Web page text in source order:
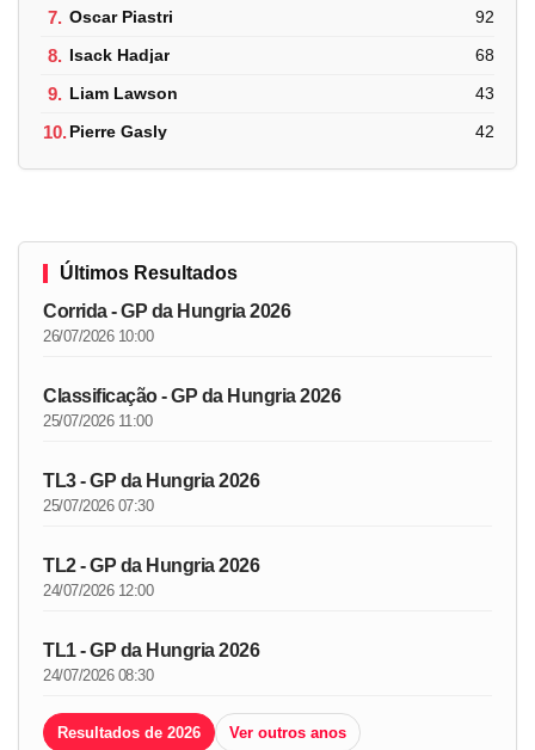
7. Oscar Piastri 92
8. Isack Hadjar 68
9. Liam Lawson 43
10.Pierre Gasly 42
Últimos Resultados
Corrida - GP da Hungria 2026
26/07/2026 10:00
Classificação - GP da Hungria 2026
25/07/2026 11:00
TL3 - GP da Hungria 2026
25/07/2026 07:30
TL2 - GP da Hungria 2026
24/07/2026 12:00
TL1 - GP da Hungria 2026
24/07/2026 08:30
Resultados de 2026 Ver outros anos